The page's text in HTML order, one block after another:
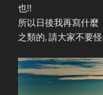
也!!
所以日後我再寫什麼
之類的, 請大家不要怪